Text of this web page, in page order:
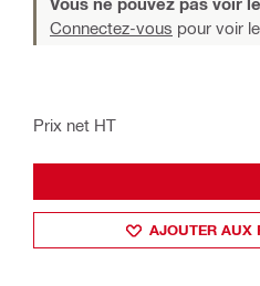
Connectez-vous pour voir
Prix net HT
AJOUTER AUX